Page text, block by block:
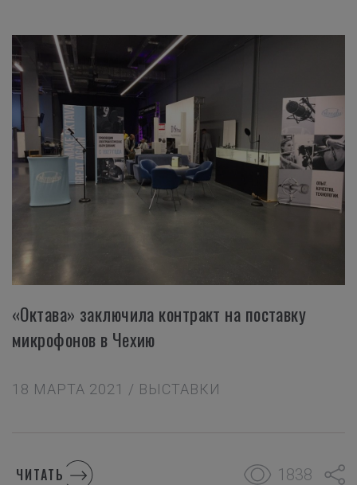
«Октава» заключила контракт на поставку
микрофонов в Чехию
18 МАРТА 2021 / ВЫСТАВКИ
ЧИТАТЬ 1838